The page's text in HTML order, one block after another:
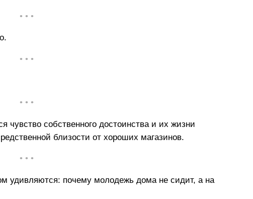
• • •
• • •
• • •
чувство собственного достоинства и их жизни
близости от хороших магазинов.
• • •
удивляются: почему молодежь дома не сидит, а на